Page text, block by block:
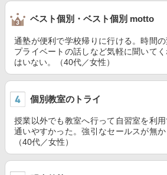
ベスト個別・ベスト個別 motto
通塾が便利で学校帰りに行ける。時間の
プライベートの話しなど気軽に聞いて
はいない。（40代／女性）
個別教室のトライ
授業以外でも教室へ行って自習室を利
通いやすかった。強引なセールスが無か
（40代／女性）